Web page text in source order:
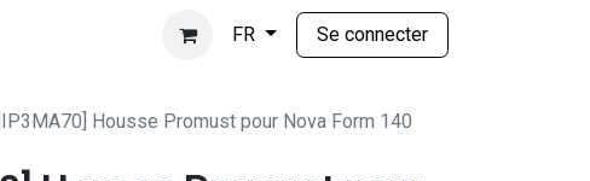
FR Se connecter
Housse Promust pour Nova Form 140